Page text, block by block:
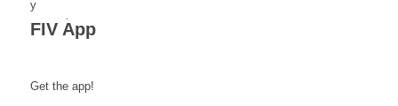
FIV App
Get the app!